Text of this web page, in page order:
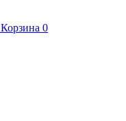
Корзина 0